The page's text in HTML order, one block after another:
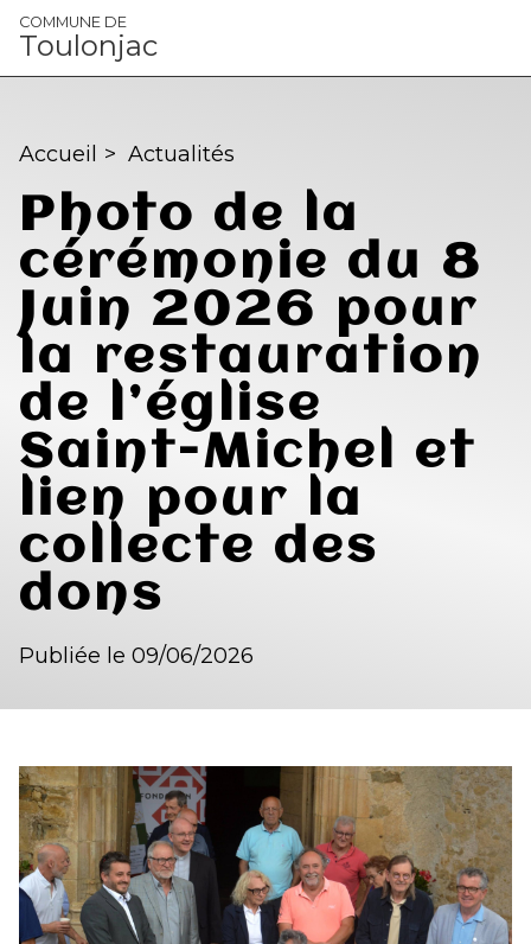
Panneau de gestion des cookies
COMMUNE DE
Toulonjac
Accueil > Actualités
Photo de la
cérémonie du 8
Juin 2026 pour
la restauration
de l’église
Saint-Michel et
lien pour la
collecte des
dons
Publiée le 09/06/2026